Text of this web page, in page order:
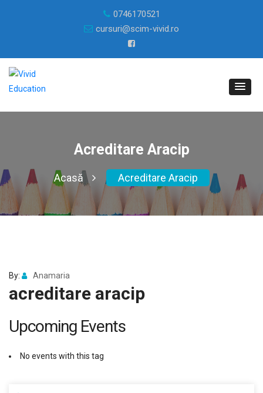
0746170521
cursuri@scim-vivid.ro
Acreditare Aracip
Acasă Acreditare Aracip
By: Anamaria
acreditare aracip
Upcoming Events
No events with this tag